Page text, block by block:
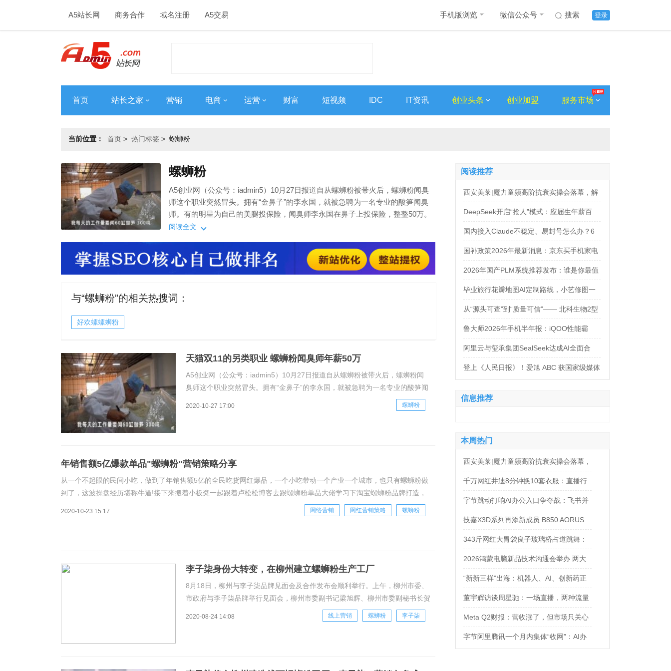
A5站长网 商务合作 域名注册 A5交易 登录
搜索
手机版浏览 微信公众号
首页 站长之家 营销 电商 运营 财富 短视频 IDC IT资讯 创业头条 创业加盟 服务市场
当前位置： 首页 > 热门标签 > 螺蛳粉
螺蛳粉
A5创业网（公众号：iadmin5）10月27日报道自从螺蛳粉被带火后，螺蛳粉闻臭
师这个职业突然冒头。拥有“金鼻子”的李永国，就被急聘为一名专业的酸笋闻臭
师。有的明星为自己的美腿投保险，闻臭师李永国在鼻子上投保险，整整50万。
而他每天的工作就是把厂里的60缸，一共300吨的酸笋全闻一遍判断它们是否成
络。其销量额到2020整整翻
阅读全文
与“螺蛳粉”的相关热搜词：
好欢螺螺蛳粉
天猫双11的另类职业 螺蛳粉闻臭师年薪50万
A5创业网（公众号：iadmin5）10月27日报道自从螺蛳粉被带火后，螺蛳粉闻
臭师这个职业突然冒头。拥有“金鼻子”的李永国，就被急聘为一名专业的酸笋闻
臭师。有的明星为自己的美腿投保险，闻臭师李永国在鼻子上投保险，整整50
万。而他每天的工作就是把厂里的60缸，一共300吨的酸笋全闻一遍判断它们是
2020-10-27 17:00 螺蛳粉
年销售额5亿爆款单品"螺蛳粉"营销策略分享
从一个不起眼的民间小吃，做到了年销售额5亿的全民吃货网红爆品，一个小吃带动一个产业一个城市，也只有螺蛳粉做
到了，这波操盘经历堪称牛逼!接下来搬着小板凳一起跟着卢松松博客去跟螺蛳粉单品大佬学习下淘宝螺蛳粉品牌打造，
和品牌运营干货专题分享：根据大佬回忆表示：2016年螺蛳粉刚起步，这个令人恶心的怪东西叫
2020-10-23 15:17 网络营销 网红营销策略 螺蛳粉
李子柒身份大转变，在柳州建立螺蛳粉生产工厂
8月18日，柳州与李子柒品牌见面会及合作发布会顺利举行。上午，柳州市委、
市政府与李子柒品牌举行见面会，柳州市委副书记梁旭辉、柳州市委副秘书长贺
莹、柳州市商务局局长刘伯臣等人会见了李子柒及李子柒品牌相关负责人。双方
就柳州螺蛳粉产业现状及未来合作规划进行了深入探讨。作为柳州市螺蛳粉产业
2020-08-24 14:08 线上营销 螺蛳粉 李子柒
阅读推荐
西安美莱|魔力童颜高阶抗衰实操会落幕，解
锁自然年轻新姿态
DeepSeek开启“抢人”模式：应届生年薪百
万，法务岗高达160万！
国内接入Claude不稳定、易封号怎么办？6
大AI中转服务API接入对比
国补政策2026年最新消息：京东买手机家电
空调电脑各品类国补怎么领？学生还有优惠
补贴领取方法来了！
2026年国产PLM系统推荐发布：谁是你最值
得信赖的合作伙伴？
毕业旅行花瓣地图AI定制路线，小艺修图一
句话出片
从“源头可查”到“质量可信”—— 北科生物2型
糖尿病项目如何实现“药品级质控”
鲁大师2026年手机半年报：iQOO性能霸
榜，天玑9500统治延续，OPPO蝉联流畅双
榜冠军
阿里云与玺承集团SealSeek达成AI全面合
作，共建电商AI新生态
登上《人民日报》！爱旭 ABC 获国家级媒体
信息推荐
本周热门
西安美莱|魔力童颜高阶抗衰实操会落幕，
解锁自然年轻新姿态
千万网红井迪8分钟换10套衣服：直播行
业的“卷”，已经卷到了新高度
字节跳动打响AI办公入口争夺战：飞书并
入豆包，ToB大调整
技嘉X3D系列再添新成员 B850 AORUS
ELITE X3D主板强化性能体验
343斤网红大胃袋良子玻璃桥占道跳舞：
拿命换流量，值吗？
2026鸿蒙电脑新品技术沟通会举办 两大
PC新品引领未来电脑创新方向
“新新三样”出海：机器人、AI、创新药正
在成为中国出口新名片
董宇辉访谈周星驰：一场直播，两种流量
Meta Q2财报：营收涨了，但市场只关心
一件事，钱烧哪去了？
字节阿里腾讯一个月内集体“收网”：AI办